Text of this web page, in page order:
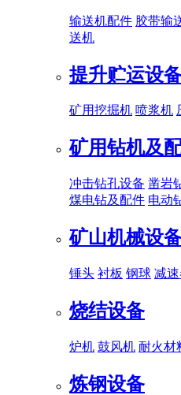
输送机配件 胶带输
送机
提升贮运设
矿用挖掘机 喷浆机
矿用钻机及
冲击钻孔设备 凿岩
煤电钻及配件 电动
矿山机械设
锤头 衬板 钢球 减
烧结设备
炉机 鼓风机 耐火材
炼钢设备